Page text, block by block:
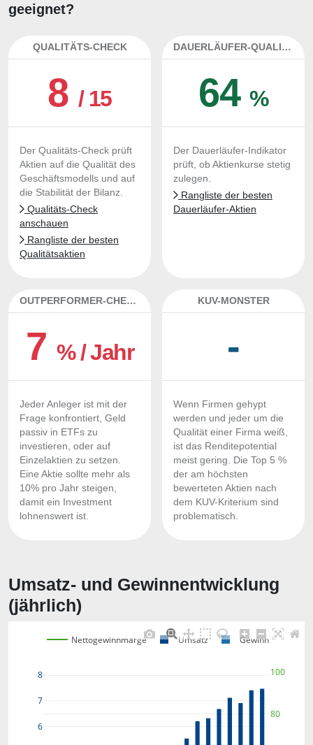
geeignet?
QUALITÄTS-CHECK
8/ 15
Der Qualitäts-Check prüft
Aktien auf die Qualität des
Geschäftsmodells und auf
die Stabilität der Bilanz.
Qualitäts-Check
anschauen
Rangliste der besten
Qualitätsaktien
DAUERLÄUFER-QUALITÄTEN
64%
Der Dauerläufer-Indikator
prüft, ob Aktienkurse stetig
zulegen.
Rangliste der besten
Dauerläufer-Aktien
OUTPERFORMER-CHECK
7 % / Jahr
Jeder Anleger ist mit der
Frage konfrontiert, Geld
passiv in ETFs zu
investieren, oder auf
Einzelaktien zu setzen.
Eine Aktie sollte mehr als
10% pro Jahr steigen,
damit ein Investment
lohnenswert ist.
KUV-MONSTER
-
Wenn Firmen gehypt
werden und jeder um die
Qualität einer Firma weiß,
ist das Renditepotential
meist gering. Die Top 5 %
der am höchsten
bewerteten Aktien nach
dem KUV-Kriterium sind
problematisch.
Umsatz- und Gewinnentwicklung
(jährlich)
6
7
8
80
100
Nettogewinnmarge Umsatz Gewinn